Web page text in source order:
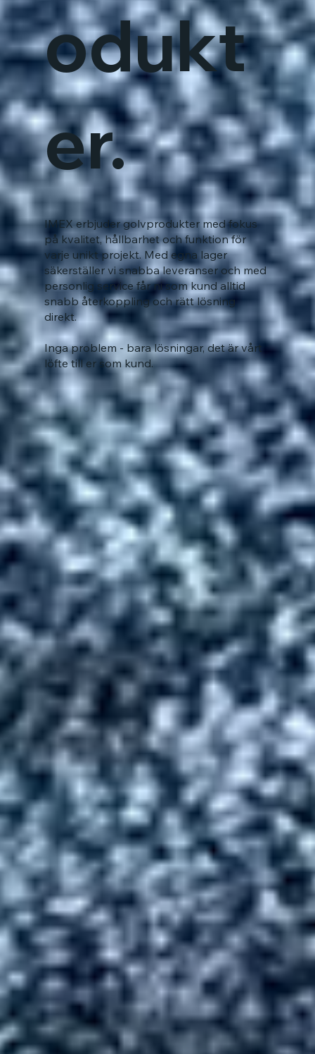
odukt
er.
IMEX erbjuder golvprodukter med fokus
på kvalitet, hållbarhet och funktion för
varje unikt projekt. Med egna lager
säkerställer vi snabba leveranser och med
personlig service får ni som kund alltid
snabb återkoppling och rätt lösning
direkt.
Inga problem - bara lösningar, det är vårt
löfte till er som kund.